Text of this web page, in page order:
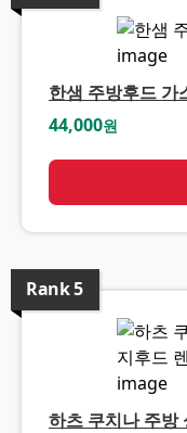
한샘 주방후드 가
44,000원
Rank5
하츠 쿠치나 주방